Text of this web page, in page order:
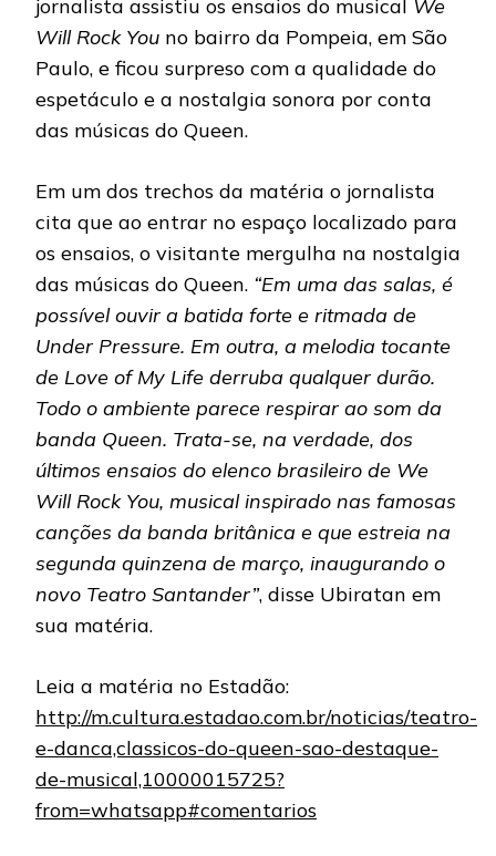
jornalista assistiu os ensaios do musical We
Will Rock You no bairro da Pompeia, em São
Paulo, e ficou surpreso com a qualidade do
espetáculo e a nostalgia sonora por conta
das músicas do Queen.
Em um dos trechos da matéria o jornalista
cita que ao entrar no espaço localizado para
os ensaios, o visitante mergulha na nostalgia
das músicas do Queen. “Em uma das salas, é
possível ouvir a batida forte e ritmada de
Under Pressure. Em outra, a melodia tocante
de Love of My Life derruba qualquer durão.
Todo o ambiente parece respirar ao som da
banda Queen. Trata-se, na verdade, dos
últimos ensaios do elenco brasileiro de We
Will Rock You, musical inspirado nas famosas
canções da banda britânica e que estreia na
segunda quinzena de março, inaugurando o
novo Teatro Santander”, disse Ubiratan em
sua matéria.
Leia a matéria no Estadão:
http://m.cultura.estadao.com.br/noticias/teatro-
e-danca,classicos-do-queen-sao-destaque-
de-musical,10000015725?
from=whatsapp#comentarios